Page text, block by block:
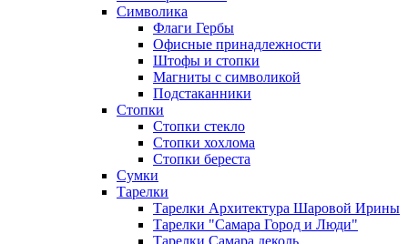
Символика
Флаги Гербы
Офисные принадлежности
Штофы и стопки
Магниты с символикой
Подстаканники
Стопки
Стопки стекло
Стопки хохлома
Стопки береста
Сумки
Тарелки
Тарелки Архитектура Шаровой Ирины
Тарелки "Самара Город и Люди"
Тарелки Самара деколь